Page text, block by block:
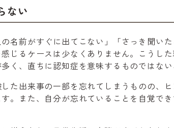
ない
名前がすぐに出てこない」「さっき聞い
じるケースは少なくありません。こうし
く、直ちに認知症を意味するものではない
た出来事の一部を忘れてしまうものの、
。また、自分が忘れていることを自覚で